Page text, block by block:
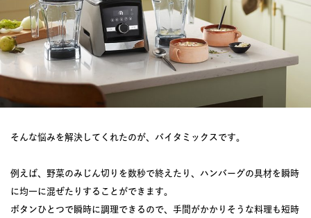
そんな悩みを解決してくれたのが、バイタミックスです。
例えば、野菜のみじん切りを数秒で終えたり、ハンバーグの具材を瞬時
に均一に混ぜたりすることができます。
ボタンひとつで瞬時に調理できるので、手間がかかりそうな料理も短時